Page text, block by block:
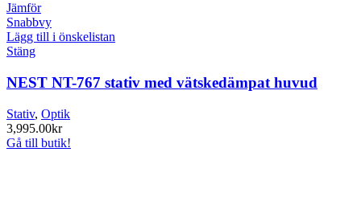
Jämför
Snabbvy
Lägg till i önskelistan
Stäng
NEST NT-767 stativ med vätskedämpat huvud
Stativ, Optik
3,995.00kr
Gå till butik!